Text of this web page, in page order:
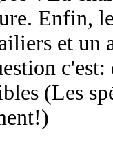
Enfin,
et un
(Les